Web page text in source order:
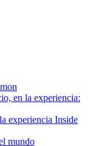
en la experiencia:
experiencia Inside
mundo